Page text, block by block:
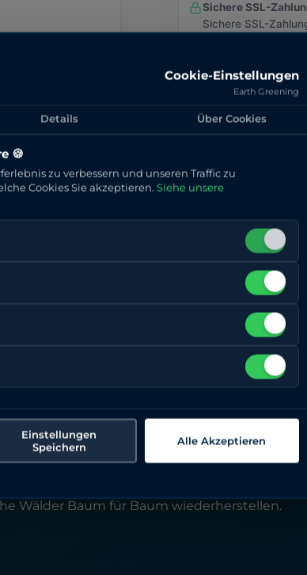
Sichere SSL-
Sichere SSL-
halten. Jeder Baum, den wir heute pflanzen,
Mission nach dem Verlust eines
Wälder Baum für Baum wiederherstellen.
Cookie-Einstellungen
Earth Greening
Details Über Cookies
🍪
zu verbessern und unseren Traffic zu
Cookies Sie akzeptieren. Siehe unsere
Einstellungen
Speichern
Alle Akzeptieren